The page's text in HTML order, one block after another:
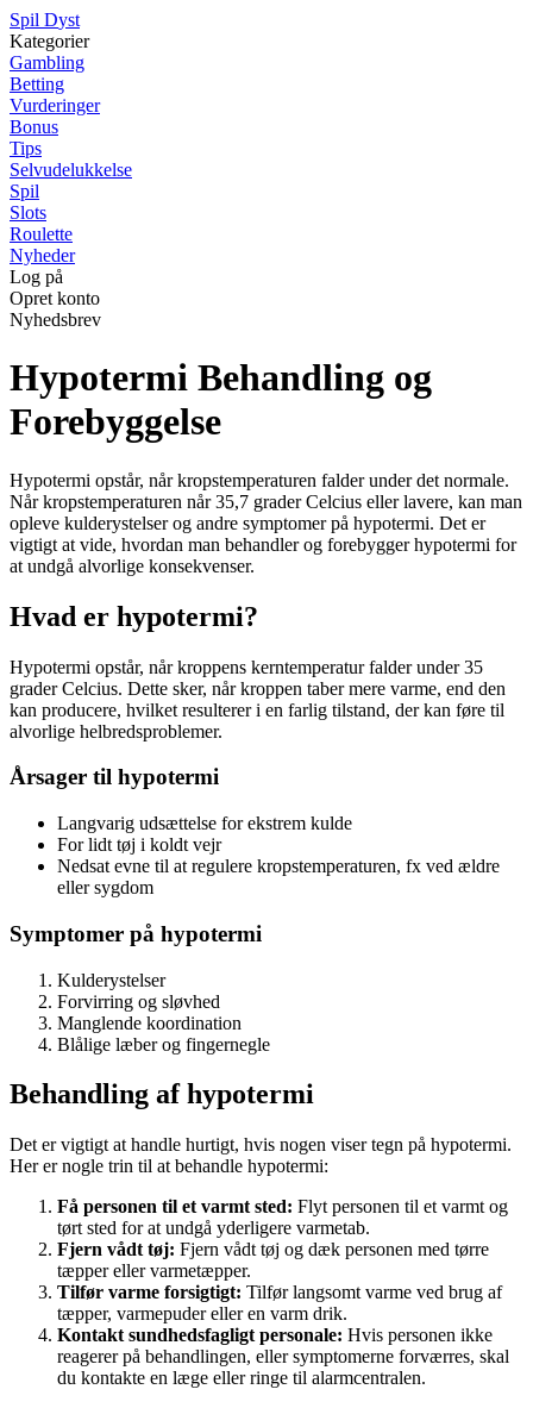
Spil Dyst
Kategorier
Gambling
Betting
Vurderinger
Bonus
Tips
Selvudelukkelse
Spil
Slots
Roulette
Nyheder
Log på
Opret konto
Nyhedsbrev
Hypotermi Behandling og
Forebyggelse
Hypotermi opstår, når kropstemperaturen falder under det normale.
Når kropstemperaturen når 35,7 grader Celcius eller lavere, kan man
opleve kulderystelser og andre symptomer på hypotermi. Det er
vigtigt at vide, hvordan man behandler og forebygger hypotermi for
at undgå alvorlige konsekvenser.
Hvad er hypotermi?
Hypotermi opstår, når kroppens kerntemperatur falder under 35
grader Celcius. Dette sker, når kroppen taber mere varme, end den
kan producere, hvilket resulterer i en farlig tilstand, der kan føre til
alvorlige helbredsproblemer.
Årsager til hypotermi
Langvarig udsættelse for ekstrem kulde
For lidt tøj i koldt vejr
Nedsat evne til at regulere kropstemperaturen, fx ved ældre
eller sygdom
Symptomer på hypotermi
Kulderystelser
Forvirring og sløvhed
Manglende koordination
Blålige læber og fingernegle
Behandling af hypotermi
Det er vigtigt at handle hurtigt, hvis nogen viser tegn på hypotermi.
Her er nogle trin til at behandle hypotermi:
Få personen til et varmt sted: Flyt personen til et varmt og
tørt sted for at undgå yderligere varmetab.
Fjern vådt tøj: Fjern vådt tøj og dæk personen med tørre
tæpper eller varmetæpper.
Tilfør varme forsigtigt: Tilfør langsomt varme ved brug af
tæpper, varmepuder eller en varm drik.
Kontakt sundhedsfagligt personale: Hvis personen ikke
reagerer på behandlingen, eller symptomerne forværres, skal
du kontakte en læge eller ringe til alarmcentralen.